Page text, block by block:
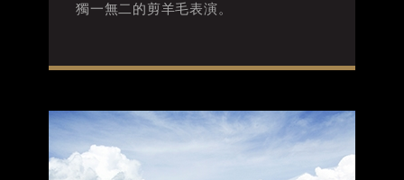
獨一無二的剪羊毛表演。